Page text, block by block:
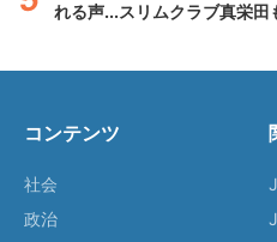
れる声...スリムクラブ真栄田
コンテンツ
社会
政治